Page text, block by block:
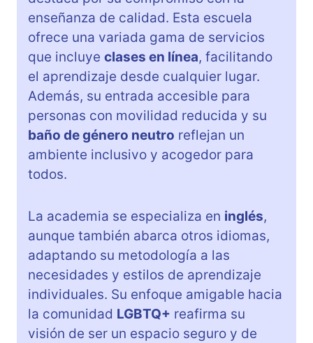
enseñanza de calidad. Esta escuela
ofrece una variada gama de servicios
que incluye clases en línea, facilitando
el aprendizaje desde cualquier lugar.
Además, su entrada accesible para
personas con movilidad reducida y su
baño de género neutro reflejan un
ambiente inclusivo y acogedor para
todos.
La academia se especializa en inglés,
aunque también abarca otros idiomas,
adaptando su metodología a las
necesidades y estilos de aprendizaje
individuales. Su enfoque amigable hacia
la comunidad LGBTQ+ reafirma su
visión de ser un espacio seguro y de